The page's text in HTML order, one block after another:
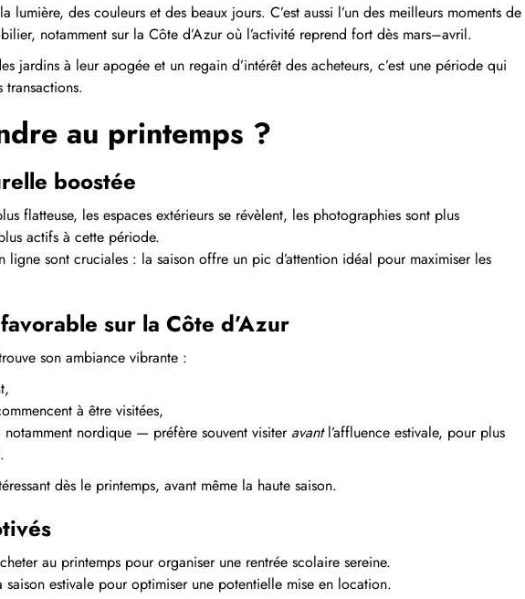
lumière, des couleurs et des beaux jours. C’est aussi l’un des meilleurs moments de
notamment sur la Côte d’Azur où l’activité reprend fort dès mars–avril.
jardins à leur apogée et un regain d’intérêt des acheteurs, c’est une période qui
transactions.
au printemps ?
boostée
flatteuse, les espaces extérieurs se révèlent, les photographies sont plus
actifs à cette période.
ligne sont cruciales : la saison offre un pic d’attention idéal pour maximiser les
sur la Côte d’Azur
son ambiance vibrante :
à être visitées,
nordique — préfère souvent visiter avantl’affluence estivale, pour plus
dès le printemps, avant même la haute saison.
au printemps pour organiser une rentrée scolaire sereine.
saison estivale pour optimiser une potentielle mise en location.